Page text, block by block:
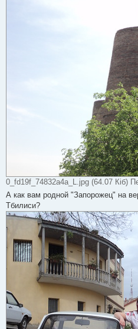
0_fd19f_74832a4a_L.jpg (64.07 Кіб)
А как вам родной "Запорожец" на
Тбилиси?